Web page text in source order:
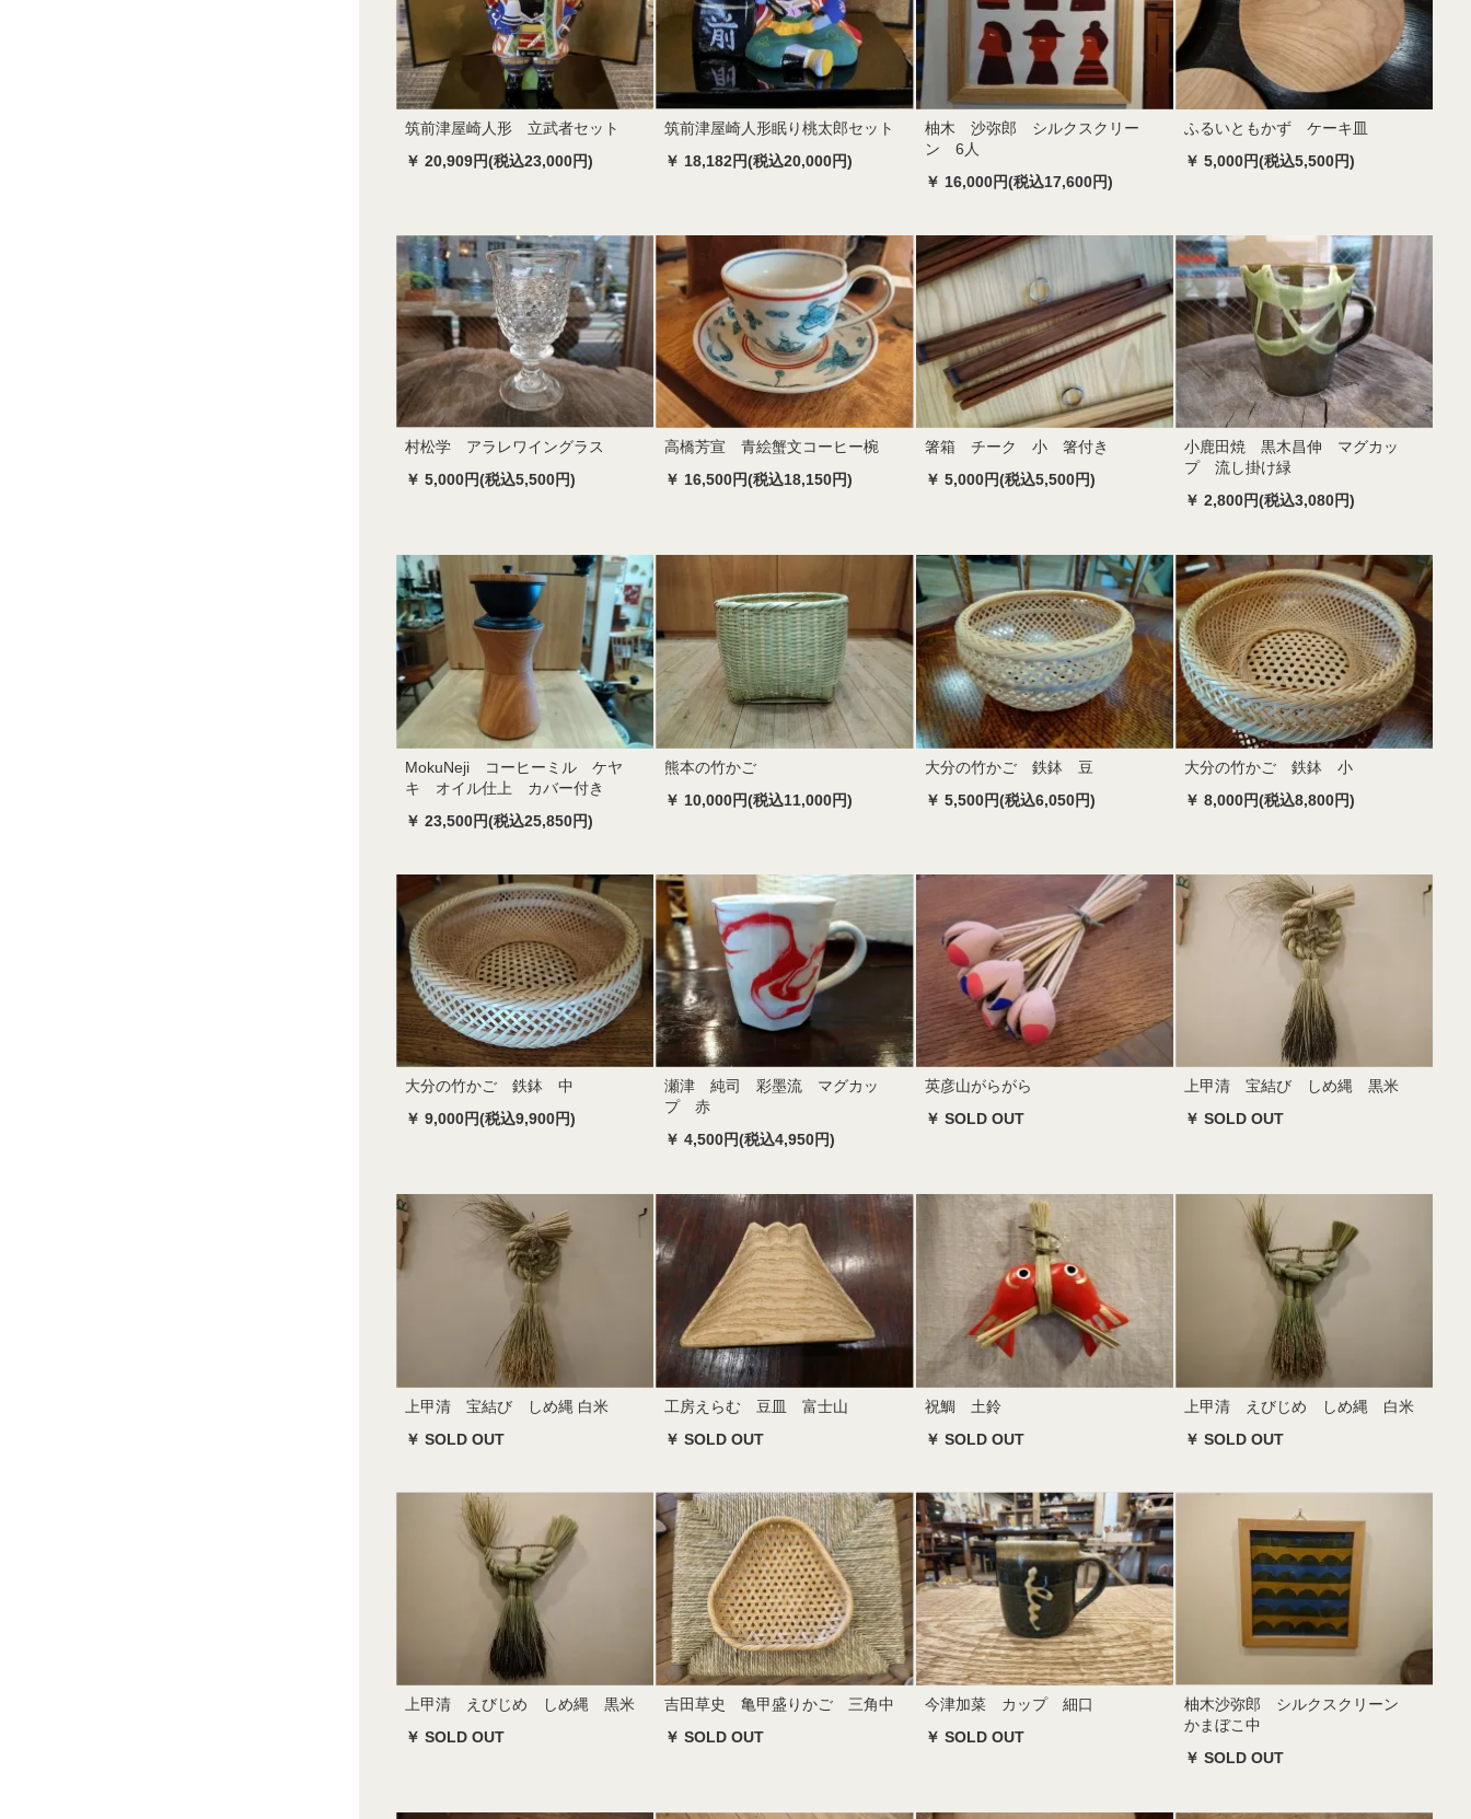
筑前津屋崎人形 立武者セット
￥ 20,909円(税込23,000円)
筑前津屋崎人形眠り桃太郎セット
￥ 18,182円(税込20,000円)
柚木 沙弥郎 シルクスクリー
ン 6人
￥ 16,000円(税込17,600円)
ふるいともかず ケーキ皿
￥ 5,000円(税込5,500円)
村松学 アラレワイングラス
￥ 5,000円(税込5,500円)
高橋芳宣 青絵蟹文コーヒー椀
￥ 16,500円(税込18,150円)
箸箱 チーク 小 箸付き
￥ 5,000円(税込5,500円)
小鹿田焼 黒木昌伸 マグカッ
プ 流し掛け緑
￥ 2,800円(税込3,080円)
MokuNeji コーヒーミル ケヤ
キ オイル仕上 カバー付き
￥ 23,500円(税込25,850円)
熊本の竹かご
￥ 10,000円(税込11,000円)
大分の竹かご 鉄鉢 豆
￥ 5,500円(税込6,050円)
大分の竹かご 鉄鉢 小
￥ 8,000円(税込8,800円)
大分の竹かご 鉄鉢 中
￥ 9,000円(税込9,900円)
瀬津 純司 彩墨流 マグカッ
プ 赤
￥ 4,500円(税込4,950円)
英彦山がらがら
￥ SOLD OUT
上甲清 宝結び しめ縄 黒米
￥ SOLD OUT
上甲清 宝結び しめ縄 白米
￥ SOLD OUT
工房えらむ 豆皿 富士山
￥ SOLD OUT
祝鯛 土鈴
￥ SOLD OUT
上甲清 えびじめ しめ縄 白米
￥ SOLD OUT
上甲清 えびじめ しめ縄 黒米
￥ SOLD OUT
吉田草史 亀甲盛りかご 三角中
￥ SOLD OUT
今津加菜 カップ 細口
￥ SOLD OUT
柚木沙弥郎 シルクスクリーン
かまぼこ中
￥ SOLD OUT